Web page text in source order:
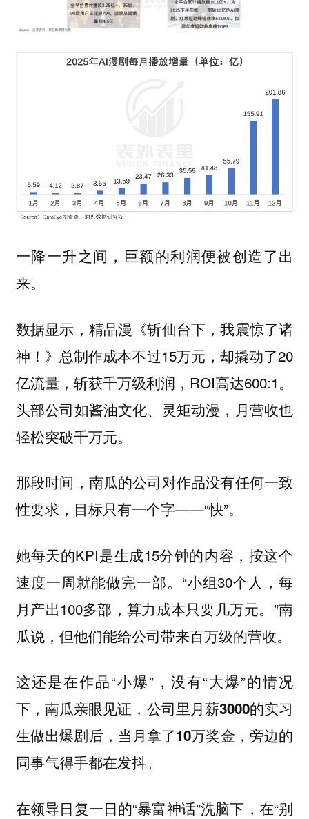
一降一升之间，巨额的利润便被创造了出
来。
数据显示，精品漫《斩仙台下，我震惊了诸
神！》总制作成本不过15万元，却撬动了20
亿流量，斩获千万级利润，ROI高达600:1。
头部公司如酱油文化、灵矩动漫，月营收也
轻松突破千万元。
那段时间，南瓜的公司对作品没有任何一致
性要求，目标只有一个字——“快”。
她每天的KPI是生成15分钟的内容，按这个
速度一周就能做完一部。“小组30个人，每
月产出100多部，算力成本只要几万元。”南
瓜说，但他们能给公司带来百万级的营收。
这还是在作品“小爆”，没有“大爆”的情况
下，南瓜亲眼见证， 公司里月薪3000的实习
生做出爆剧后，当月拿了10万奖金，旁边的
同事气得手都在发抖。
在领导日复一日的“暴富神话”洗脑下，在“别